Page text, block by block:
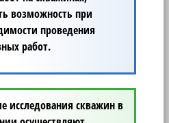
возможность при
проведения
работ.
исследования скважинв